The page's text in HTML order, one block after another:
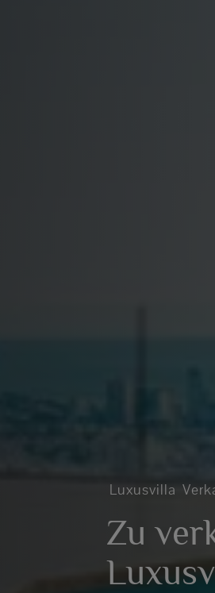
Luxusvilla
Zu